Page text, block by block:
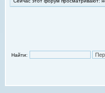
Найти: